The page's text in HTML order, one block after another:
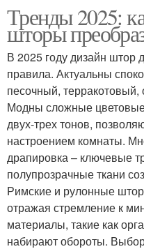
Тренды 2025:
шторы
В 2025 году дизайн штор
правила. Актуальны
песочный,
Модны сложные
двух-трех тонов,
настроением комнаты.
драпировка – ключевые
полупрозрачные ткани
Римские и рулонные
отражая стремление к
материалы, такие как
набирают обороты. Выбор